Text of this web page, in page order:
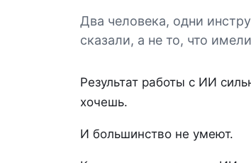
Два человека, одни
сказали, а не то, что
Результат работы с ИИ
хочешь.
И большинство не умеют.